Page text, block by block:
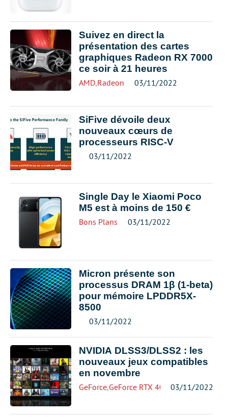
Suivez en direct la
présentation des cartes
graphiques Radeon RX 7000
ce soir à 21 heures
AMD,Radeon 03/11/2022
SiFive dévoile deux
nouveaux cœurs de
processeurs RISC-V
03/11/2022
Single Day le Xiaomi Poco
M5 est à moins de 150 €
Bons Plans 03/11/2022
Micron présente son
processus DRAM 1β (1-beta)
pour mémoire LPDDR5X-
8500
03/11/2022
NVIDIA DLSS3/DLSS2 : les
nouveaux jeux compatibles
en novembre
GeForce,GeForce RTX 400003/11/2022